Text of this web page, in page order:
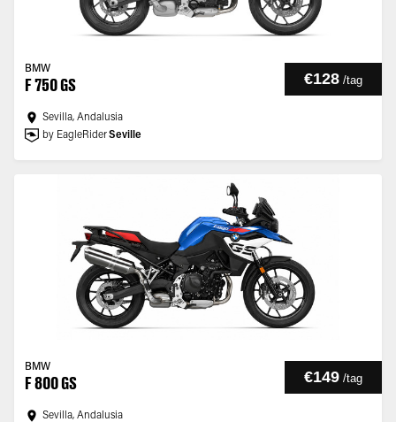
BMW
F 750 GS €128 /tag
Sevilla, Andalusia
by EagleRiderSeville
BMW
F 800 GS €149 /tag
Sevilla, Andalusia